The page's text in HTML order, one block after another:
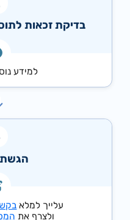
בדיקת זכאות
למידע נוסף
הגשת
עלייך למלאבקשה
ולצרף את